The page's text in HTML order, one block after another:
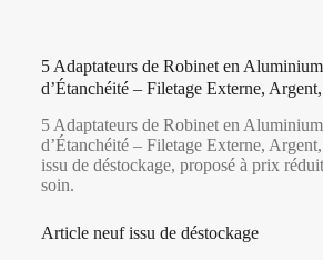
5 Adaptateurs de Robinet en
d’Étanchéité – Filetage Externe,
5 Adaptateurs de Robinet en
d’Étanchéité – Filetage Externe,
issu de déstockage, proposé à prix
soin.
Article neuf issu de déstockage